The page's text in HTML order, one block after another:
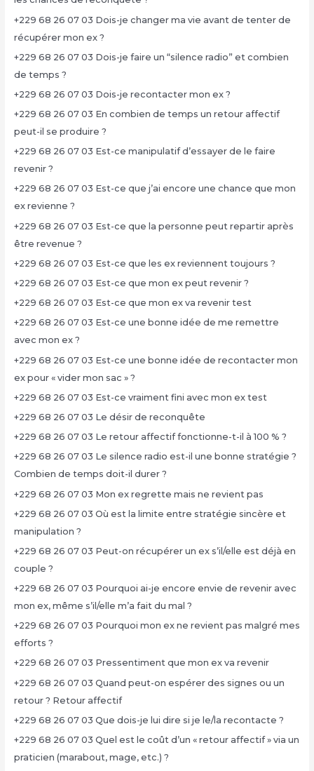
+229 68 26 07 03 Dois-je changer ma vie avant de tenter de
récupérer mon ex ?
+229 68 26 07 03 Dois-je faire un “silence radio” et combien
de temps ?
+229 68 26 07 03 Dois-je recontacter mon ex ?
+229 68 26 07 03 En combien de temps un retour affectif
peut-il se produire ?
+229 68 26 07 03 Est-ce manipulatif d’essayer de le faire
revenir ?
+229 68 26 07 03 Est-ce que j’ai encore une chance que mon
ex revienne ?
+229 68 26 07 03 Est-ce que la personne peut repartir après
être revenue ?
+229 68 26 07 03 Est-ce que les ex reviennent toujours ?
+229 68 26 07 03 Est-ce que mon ex peut revenir ?
+229 68 26 07 03 Est-ce que mon ex va revenir test
+229 68 26 07 03 Est-ce une bonne idée de me remettre
avec mon ex ?
+229 68 26 07 03 Est-ce une bonne idée de recontacter mon
ex pour « vider mon sac » ?
+229 68 26 07 03 Est-ce vraiment fini avec mon ex test
+229 68 26 07 03 Le désir de reconquête
+229 68 26 07 03 Le retour affectif fonctionne-t-il à 100 % ?
+229 68 26 07 03 Le silence radio est-il une bonne stratégie ?
Combien de temps doit-il durer ?
+229 68 26 07 03 Mon ex regrette mais ne revient pas
+229 68 26 07 03 Où est la limite entre stratégie sincère et
manipulation ?
+229 68 26 07 03 Peut-on récupérer un ex s’il/elle est déjà en
couple ?
+229 68 26 07 03 Pourquoi ai-je encore envie de revenir avec
mon ex, même s’il/elle m’a fait du mal ?
+229 68 26 07 03 Pourquoi mon ex ne revient pas malgré mes
efforts ?
+229 68 26 07 03 Pressentiment que mon ex va revenir
+229 68 26 07 03 Quand peut-on espérer des signes ou un
retour ? Retour affectif
+229 68 26 07 03 Que dois-je lui dire si je le/la recontacte ?
+229 68 26 07 03 Quel est le coût d’un « retour affectif » via un
praticien (marabout, mage, etc.) ?